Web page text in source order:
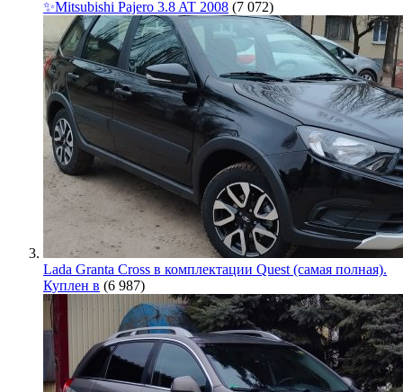
✨Mitsubishi Pajero 3.8 AT 2008 (7 072)
Lada Granta Cross в комплектации Quest (самая полная).
Куплен в (6 987)